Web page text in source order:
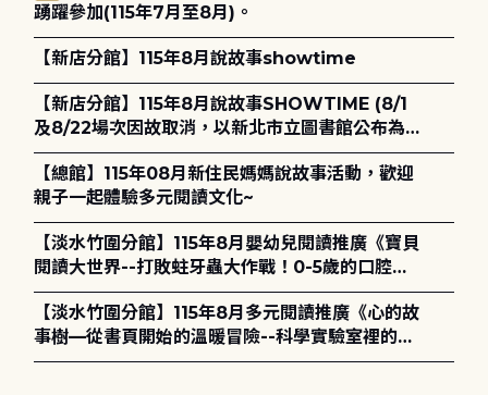
踴躍參加(115年7月至8月)。
【新店分館】115年8月說故事showtime
【新店分館】115年8月說故事SHOWTIME (8/1
及8/22場次因故取消，以新北市立圖書館公布為
主)
【總館】115年08月新住民媽媽說故事活動，歡迎
親子一起體驗多元閱讀文化~
【淡水竹圍分館】115年8月嬰幼兒閱讀推廣《寶貝
閱讀大世界--打敗蛀牙蟲大作戰！0-5歲的口腔照
護全攻略》
【淡水竹圍分館】115年8月多元閱讀推廣《心的故
事樹—從書頁開始的溫暖冒險--科學實驗室裡的放
電章魚》